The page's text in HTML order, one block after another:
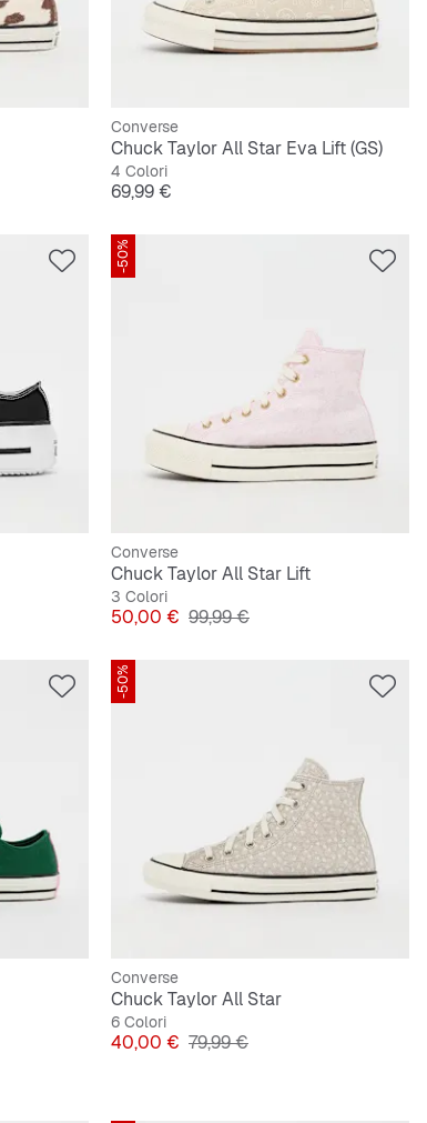
Converse
Chuck Taylor All Star Eva Lift (GS)
4 Colori
Prezzo
69,99 €
-50%
Converse
Chuck Taylor All Star Lift
3 Colori
Prezzo
50,00 € Prezzo originale
99,99 €
-50%
Converse
Chuck Taylor All Star
6 Colori
Prezzo
40,00 € Prezzo originale
79,99 €